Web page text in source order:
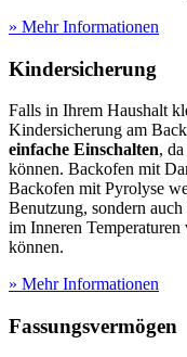
» Mehr Informationen
Kindersicherung
Falls in Ihrem Haushalt
Kindersicherung am
einfache Einschalten,
können. Backofen mit
Backofen mit Pyrolyse
Benutzung, sondern
im Inneren
können.
» Mehr Informationen
Fassungsvermögen